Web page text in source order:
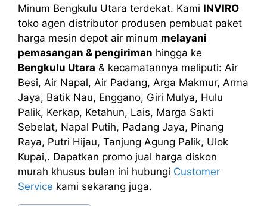
Minum Bengkulu Utara terdekat. Kami INVIRO
toko agen distributor produsen pembuat paket
harga mesin depot air minum melayani
pemasangan & pengiriman hingga ke
Bengkulu Utara & kecamatannya meliputi: Air
Besi, Air Napal, Air Padang, Arga Makmur, Arma
Jaya, Batik Nau, Enggano, Giri Mulya, Hulu
Palik, Kerkap, Ketahun, Lais, Marga Sakti
Sebelat, Napal Putih, Padang Jaya, Pinang
Raya, Putri Hijau, Tanjung Agung Palik, Ulok
Kupai,. Dapatkan promo jual harga diskon
murah khusus bulan ini hubungi Customer
Service kami sekarang juga.